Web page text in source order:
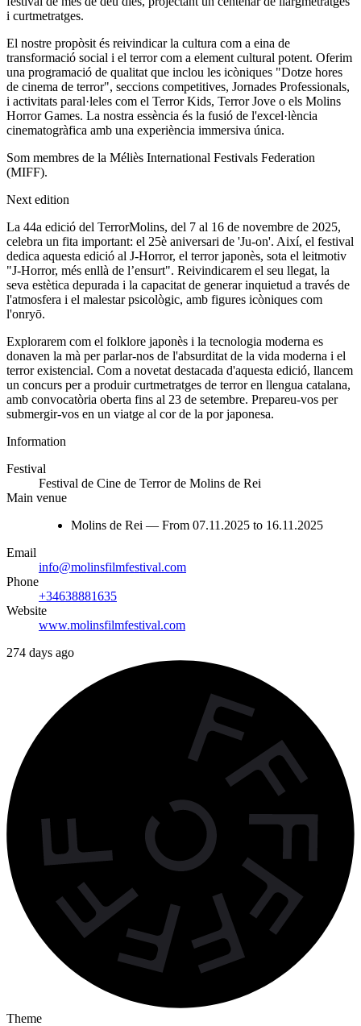
i curtmetratges.
El nostre propòsit és reivindicar la cultura com a eina de
transformació social i el terror com a element cultural potent. Oferim
una programació de qualitat que inclou les icòniques "Dotze hores
de cinema de terror", seccions competitives, Jornades Professionals,
i activitats paral·leles com el Terror Kids, Terror Jove o els Molins
Horror Games. La nostra essència és la fusió de l'excel·lència
cinematogràfica amb una experiència immersiva única.
Som membres de la Méliès International Festivals Federation
(MIFF).
Next edition
La 44a edició del TerrorMolins, del 7 al 16 de novembre de 2025,
celebra un fita important: el 25è aniversari de 'Ju-on'. Així, el festival
dedica aquesta edició al J-Horror, el terror japonès, sota el leitmotiv
"J-Horror, més enllà de l’ensurt". Reivindicarem el seu llegat, la
seva estètica depurada i la capacitat de generar inquietud a través de
l'atmosfera i el malestar psicològic, amb figures icòniques com
l'onryō.
Explorarem com el folklore japonès i la tecnologia moderna es
donaven la mà per parlar-nos de l'absurditat de la vida moderna i el
terror existencial. Com a novetat destacada d'aquesta edició, llancem
un concurs per a produir curtmetratges de terror en llengua catalana,
amb convocatòria oberta fins al 23 de setembre. Prepareu-vos per
submergir-vos en un viatge al cor de la por japonesa.
Information
Festival
Festival de Cine de Terror de Molins de Rei
Main venue
Molins de Rei — From 07.11.2025 to 16.11.2025
Email
info@molinsfilmfestival.com
Phone
+34638881635
Website
www.molinsfilmfestival.com
274 days ago
Theme